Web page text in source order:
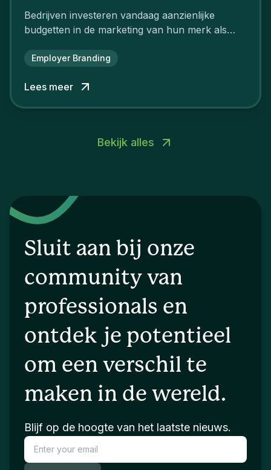
Bedrijven investeren vandaag aanzienlijke
budgetten in de marketing van hun merk als
Employer Branding
Lees meer
Bekijk alles
Sluit aan bij onze
community van
professionals en
ontdek je potentieel
om een verschil te
maken in de wereld.
Blijf op de hoogte van het laatste nieuws.